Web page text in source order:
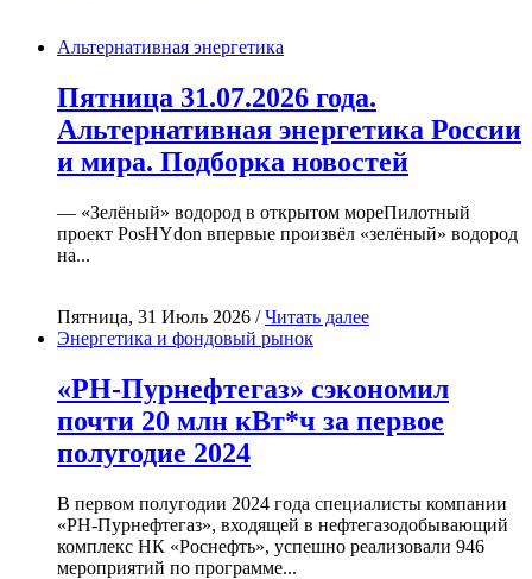
Альтернативная энергетика
Пятница 31.07.2026 года.
Альтернативная энергетика России
и мира. Подборка новостей
— «Зелёный» водород в открытом мореПилотный
проект PosHYdon впервые произвёл «зелёный» водород
на...
Пятница, 31 Июль 2026 /Читать далее
Энергетика и фондовый рынок
«РН-Пурнефтегаз» сэкономил
почти 20 млн кВт*ч за первое
полугодие 2024
В первом полугодии 2024 года специалисты компании
«РН-Пурнефтегаз», входящей в нефтегазодобывающий
комплекс НК «Роснефть», успешно реализовали 946
мероприятий по программе...